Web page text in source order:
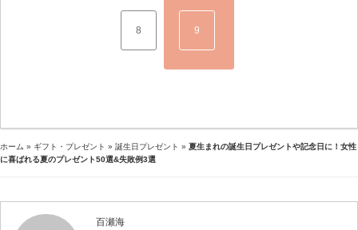
8 9
ホーム » ギフト・プレゼント » 誕生日プレゼント » 夏生まれの誕生日プレゼントや記念日に！女性
に喜ばれる夏のプレゼント50選&失敗例3選
百瀬海